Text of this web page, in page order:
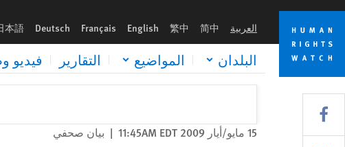
Skip
cookie
privacy
notice
Skip
main
content
العربية 简中
繁中
English
Français
Deutsch
本語
البلدان المواضيع التقارير فيديو
15 مايو/أيار 2009 11:45AM EDT | بيان صحفي
Share this via Facebook